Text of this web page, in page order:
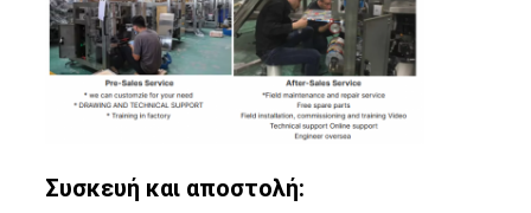
Συσκευή και αποστολή: